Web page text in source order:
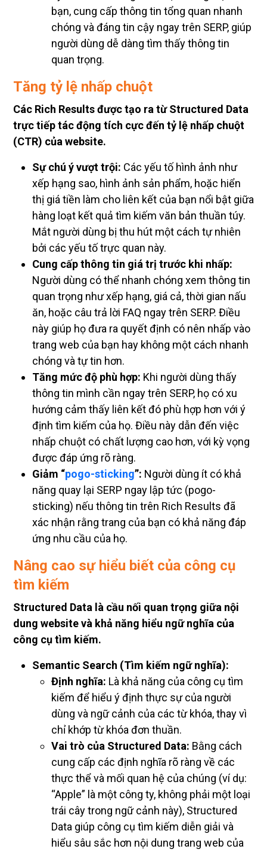
bạn, cung cấp thông tin tổng quan nhanh
chóng và đáng tin cậy ngay trên SERP, giúp
người dùng dễ dàng tìm thấy thông tin
quan trọng.
Tăng tỷ lệ nhấp chuột
Các Rich Results được tạo ra từ Structured Data
trực tiếp tác động tích cực đến tỷ lệ nhấp chuột
(CTR) của website.
Sự chú ý vượt trội: Các yếu tố hình ảnh như
xếp hạng sao, hình ảnh sản phẩm, hoặc hiển
thị giá tiền làm cho liên kết của bạn nổi bật giữa
hàng loạt kết quả tìm kiếm văn bản thuần túy.
Mắt người dùng bị thu hút một cách tự nhiên
bởi các yếu tố trực quan này.
Cung cấp thông tin giá trị trước khi nhấp:
Người dùng có thể nhanh chóng xem thông tin
quan trọng như xếp hạng, giá cả, thời gian nấu
ăn, hoặc câu trả lời FAQ ngay trên SERP. Điều
này giúp họ đưa ra quyết định có nên nhấp vào
trang web của bạn hay không một cách nhanh
chóng và tự tin hơn.
Tăng mức độ phù hợp: Khi người dùng thấy
thông tin mình cần ngay trên SERP, họ có xu
hướng cảm thấy liên kết đó phù hợp hơn với ý
định tìm kiếm của họ. Điều này dẫn đến việc
nhấp chuột có chất lượng cao hơn, với kỳ vọng
được đáp ứng rõ ràng.
Giảm “pogo-sticking”: Người dùng ít có khả
năng quay lại SERP ngay lập tức (pogo-
sticking) nếu thông tin trên Rich Results đã
xác nhận rằng trang của bạn có khả năng đáp
ứng nhu cầu của họ.
Nâng cao sự hiểu biết của công cụ
tìm kiếm
Structured Data là cầu nối quan trọng giữa nội
dung website và khả năng hiểu ngữ nghĩa của
công cụ tìm kiếm.
Semantic Search (Tìm kiếm ngữ nghĩa):
Định nghĩa: Là khả năng của công cụ tìm
kiếm để hiểu ý định thực sự của người
dùng và ngữ cảnh của các từ khóa, thay vì
chỉ khớp từ khóa đơn thuần.
Vai trò của Structured Data: Bằng cách
cung cấp các định nghĩa rõ ràng về các
thực thể và mối quan hệ của chúng (ví dụ:
“Apple” là một công ty, không phải một loại
trái cây trong ngữ cảnh này), Structured
Data giúp công cụ tìm kiếm diễn giải và
hiểu sâu sắc hơn nội dung trang web của